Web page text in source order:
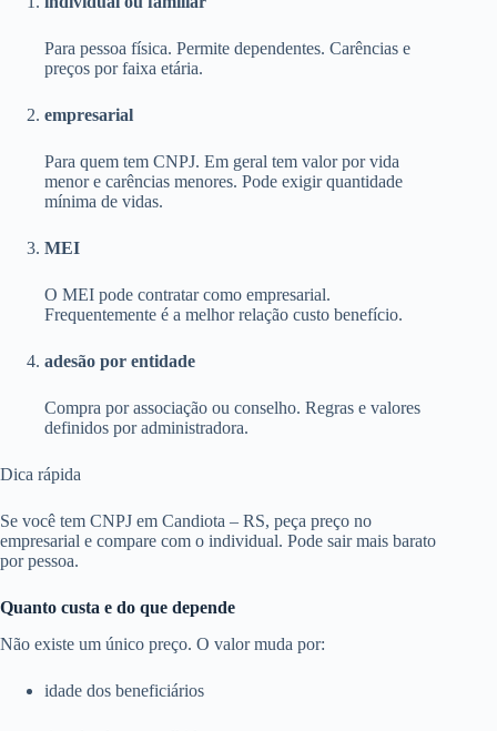
Para pessoa física. Permite dependentes. Carências e
preços por faixa etária.
empresarial
Para quem tem CNPJ. Em geral tem valor por vida
menor e carências menores. Pode exigir quantidade
mínima de vidas.
MEI
O MEI pode contratar como empresarial.
Frequentemente é a melhor relação custo benefício.
adesão por entidade
Compra por associação ou conselho. Regras e valores
definidos por administradora.
Dica rápida
Se você tem CNPJ em Candiota – RS, peça preço no
empresarial e compare com o individual. Pode sair mais barato
por pessoa.
Quanto custa e do que depende
Não existe um único preço. O valor muda por:
idade dos beneficiários